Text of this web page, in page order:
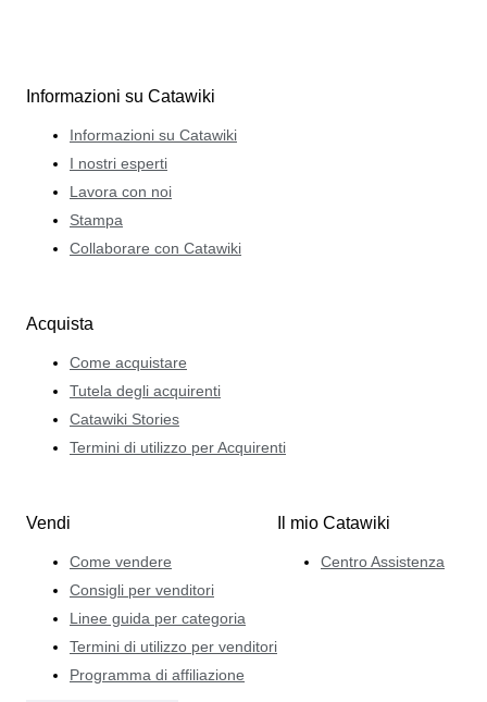
Informazioni su Catawiki
Informazioni su Catawiki
I nostri esperti
Lavora con noi
Stampa
Collaborare con Catawiki
Acquista
Come acquistare
Tutela degli acquirenti
Catawiki Stories
Termini di utilizzo per Acquirenti
Vendi
Come vendere
Consigli per venditori
Linee guida per categoria
Termini di utilizzo per venditori
Programma di affiliazione
Il mio Catawiki
Centro Assistenza